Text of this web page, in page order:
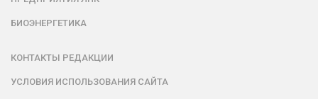
БИОЭНЕРГЕТИКА
КОНТАКТЫ РЕДАКЦИИ
УСЛОВИЯ ИСПОЛЬЗОВАНИЯ САЙТА